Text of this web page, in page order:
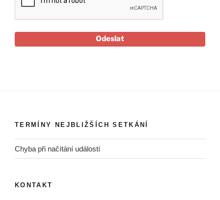
Odeslat
TERMÍNY NEJBLIŽŠÍCH SETKÁNÍ
Chyba při načítání událostí
KONTAKT